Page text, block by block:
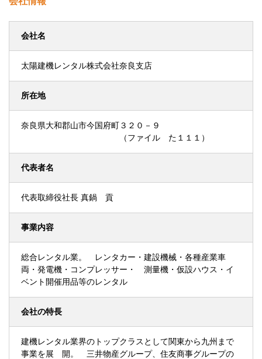
会社名
太陽建機レンタル株式会社奈良支店
所在地
奈良県大和郡山市今国府町３２０－９
（ファイル た１１１）
代表者名
代表取締役社長 真鍋 貢
事業内容
総合レンタル業。 レンタカー・建設機械・各種産業車
両・発電機・コンプレッサー・ 測量機・仮設ハウス・イ
ベント開催用品等のレンタル
会社の特長
建機レンタル業界のトップクラスとして関東から九州まで
事業を展 開。 三井物産グループ、住友商事グループの